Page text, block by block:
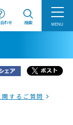
わせ 検索 MENU
するご質問​